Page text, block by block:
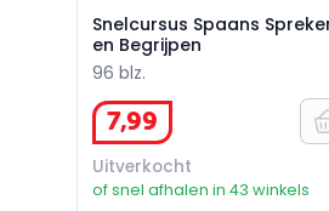
Snelcursus Spaans
en Begrijpen
96 blz.
7,99
Uitverkocht
of snel afhalen in 43 winkels